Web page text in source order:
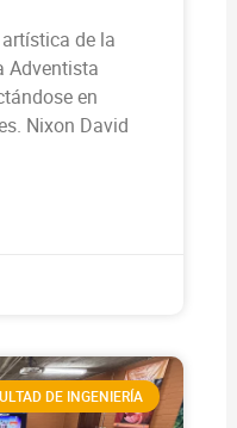
de la
Adventista
en
Nixon David
DE INGENIERÍA